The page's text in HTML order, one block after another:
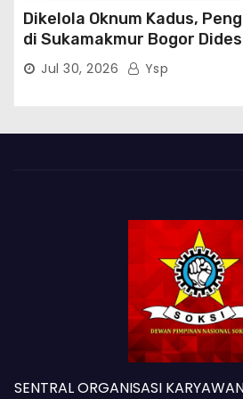
Dikelola Oknum Kadus,
di Sukamakmur Bogor
Ditindak Hukum
Jul 30, 2026 Ysp
SENTRAL ORGANISASI